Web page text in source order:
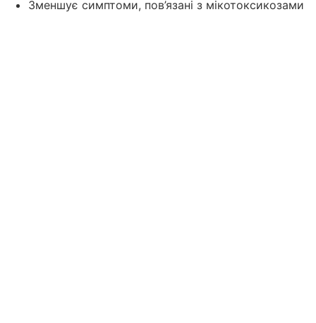
Зменшує симптоми, пов’язані з мікотоксикозами